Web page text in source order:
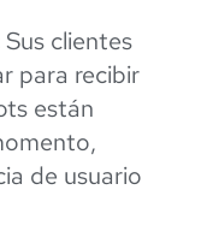
Sus clientes
para recibir
están
de usuario